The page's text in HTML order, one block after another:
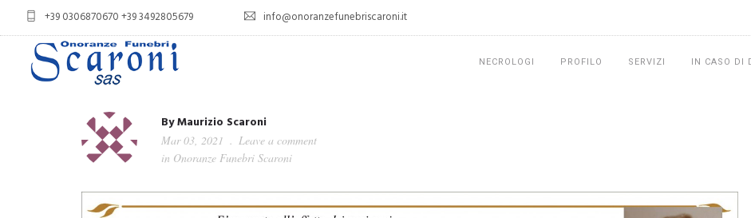
+39 0306870670 +39 3492805679 info@onoranzefunebriscaroni.it
NECROLOGI PROFILO SERVIZI IN CASO DI
ByMaurizio Scaroni
Mar 03, 2021
Leave a comment
in Onoranze Funebri Scaroni